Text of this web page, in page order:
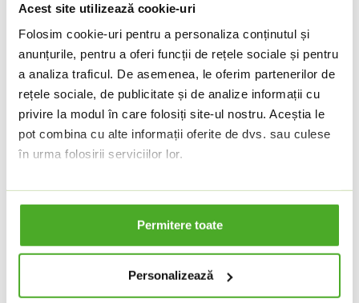
Acest site utilizează cookie-uri
Folosim cookie-uri pentru a personaliza conținutul și
anunțurile, pentru a oferi funcții de rețele sociale și pentru
a analiza traficul. De asemenea, le oferim partenerilor de
rețele sociale, de publicitate și de analize informații cu
privire la modul în care folosiți site-ul nostru. Aceștia le
pot combina cu alte informații oferite de dvs. sau culese
în urma folosirii serviciilor lor.
Vă păstrăm consimțământul pentru setarea stocării
oricând această setareAICI.
Dacă doriți să aflați mai multe, aruncați o privire la
declarația noastră privind cookie-urile
Permitere toate
Personalizează
Îți dorești să faci parte din echipa Dr. Max
România? Te încurajăm să ne lași mai jos
datele tale de contact. Vom fi încântați să te
contactăm pentru a discuta despre
oportunitățile de carieră potrivite pentru tine.
Transformă grija pentru sănătate